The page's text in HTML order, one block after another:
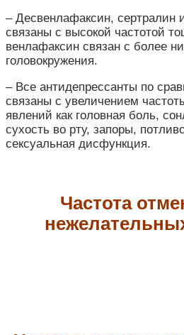
– Десвенлафаксин, сертралин
связаны с высокой частотой
венлафаксин связан с более
головокружения.
– Все антидепрессанты по
связаны с увеличением
явлений как головная боль,
сухость во рту, запоры,
сексуальная дисфункция.
Частота